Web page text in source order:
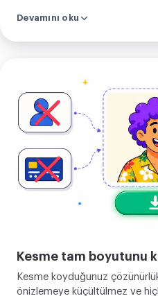
taşan bir kenarı düzeltmeyi
Devamını oku
Kesme tam boyutunu
Kesme koyduğunuz
önizlemeye küçültülmez ve